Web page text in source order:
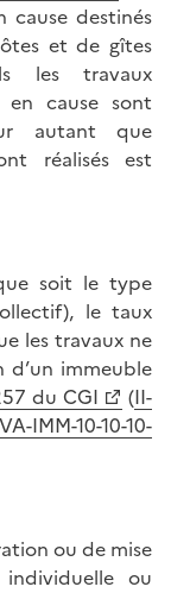
cause destinés
et de gîtes
les travaux
cause sont
autant que
réalisés est
soit le type
le taux
les travaux ne
immeuble
du CGI (II-
IMM-10-10-10-
ou de mise
individuelle ou